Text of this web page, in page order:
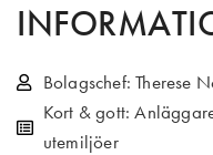
Bolagschef: Therese
Kort & gott:
utemiljöer